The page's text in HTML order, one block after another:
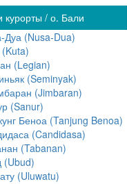
курорты / о. Бали
Дуа (Nusa-Dua)
(Kuta)
(Legian)
(Seminyak)
(Jimbaran)
(Sanur)
Беноа (Tanjung Benoa)
(Candidasa)
(Tabanan)
(Ubud)
(Uluwatu)